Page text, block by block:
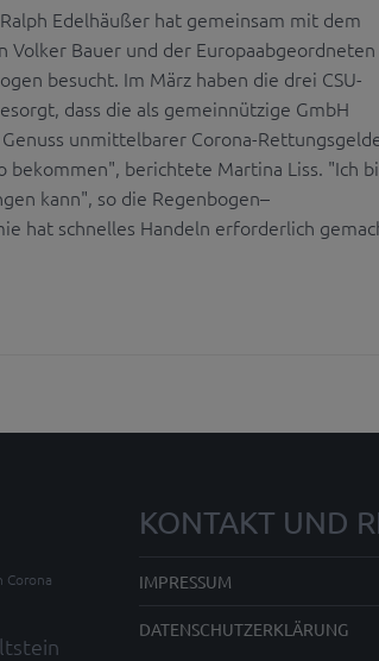
Edelhäußer hat gemeinsam mit dem
Bauer und der Europaabgeordneten
besucht. Im März haben die drei CSU-
dass die als gemeinnützige GmbH
unmittelbarer Corona-
bekommen", berichtete Martina Liss. "Ich
kann", so die Regenbogen–
hat schnelles Handeln erforderlich
Corona
KONTAKT UND
IMPRESSUM
DATENSCHUTZERKLÄRUNG